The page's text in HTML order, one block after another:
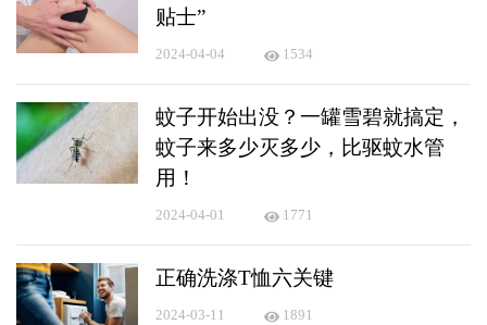
贴士”
2024-04-04 1534
蚊子开始出没？一罐雪碧就搞定，
蚊子来多少灭多少，比驱蚊水管
用！
2024-04-01 1771
正确洗涤T恤六关键
2024-03-11 1891